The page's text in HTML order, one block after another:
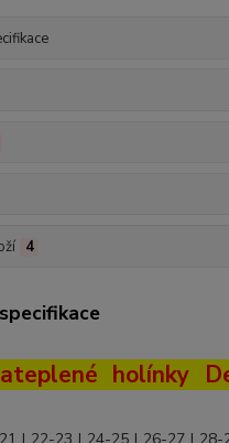
4
holínky
| 22-23 | 24-25 | 26-27 |